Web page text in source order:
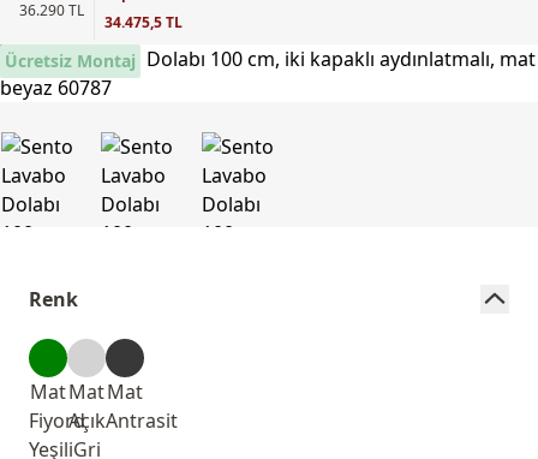
36.290 TL
34.475,5 TL
Ücretsiz Montaj
Renk
Mat
Fiyord
Yeşili
Mat
Açık
Gri
Mat
Antrasit